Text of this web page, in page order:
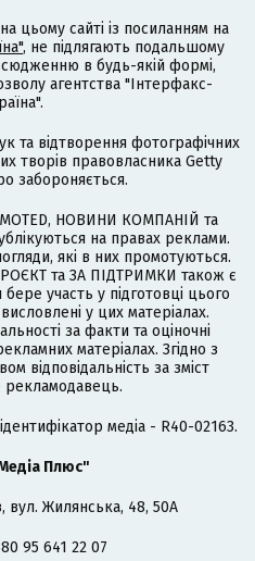
цьому сайті із посиланням на
, не підлягають подальшому
в будь-якій формі,
агентства "Інтерфакс-
та відтворення фотографічних
творів правовласника Getty
забороняється.
НОВИНИ КОМПАНІЙ та
на правах реклами.
які в них промотуються.
та ЗА ПІДТРИМКИ також є
участь у підготовці цього
у цих матеріалах.
за факти та оціночні
матеріалах. Згідно з
відповідальність за зміст
рекламодавець.
медіа - R40-02163.
Плюс"
вул. Жилянська, 48, 50А
95 641 22 07